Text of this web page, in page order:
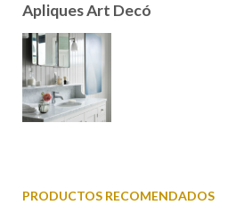
Apliques Art Decó
PRODUCTOS RECOMENDADOS